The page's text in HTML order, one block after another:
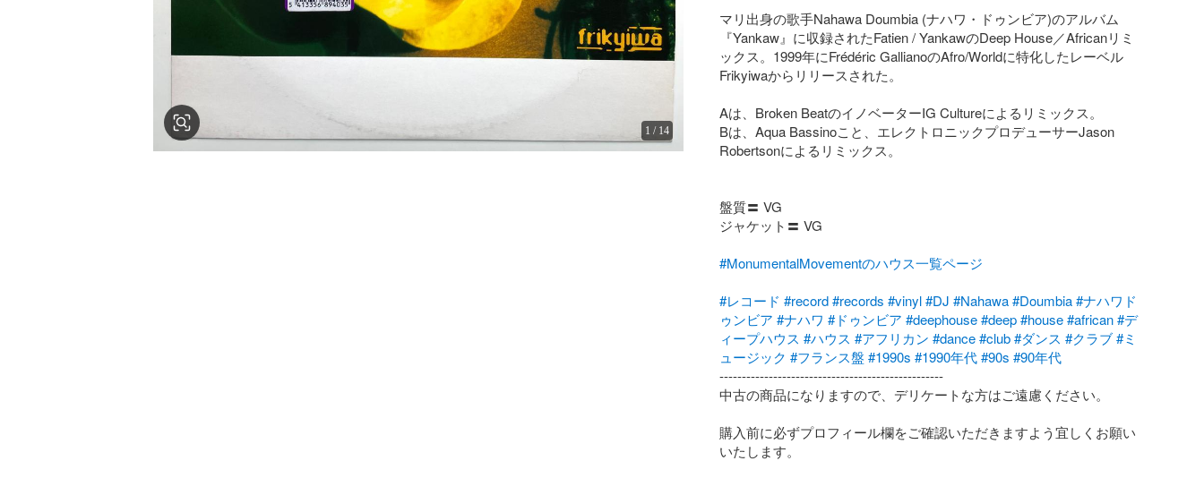
1 / 14
マリ出身の歌手Nahawa Doumbia (ナハワ・ドゥンビア)のアルバム
『Yankaw』に収録されたFatien / YankawのDeep House／Africanリミ
ックス。1999年にFrédéric GallianoのAfro/Worldに特化したレーベル
Frikyiwaからリリースされた。
Aは、Broken BeatのイノベーターIG Cultureによるリミックス。
Bは、Aqua Bassinoこと、エレクトロニックプロデューサーJason
Robertsonによるリミックス。
盤質〓 VG
ジャケット〓 VG
#MonumentalMovementのハウス一覧ページ
#レコード #record #records #vinyl #DJ #Nahawa #Doumbia #ナハワド
ゥンビア #ナハワ #ドゥンビア #deephouse #deep #house #african #デ
ィープハウス #ハウス #アフリカン #dance #club #ダンス #クラブ #ミ
ュージック #フランス盤 #1990s #1990年代 #90s #90年代
--------------------------------------------------
中古の商品になりますので、デリケートな方はご遠慮ください。
購入前に必ずプロフィール欄をご確認いただきますよう宜しくお願い
いたします。